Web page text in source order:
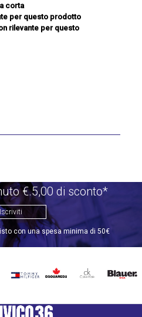
corta
per questo prodotto
rilevante per questo
€.5,00 di sconto*
Iscriviti
con una spesa minima di 50€
TOMMY
DSQUARED2
CALVIN BLAUER